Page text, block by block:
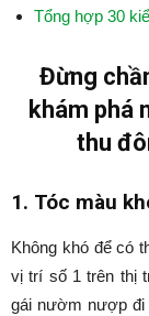
Tổng hợp 30
Đừng
khám phá
thu
1. Tóc màu
Không khó để có
vị trí số 1 trên thị
gái nườm nượp đi